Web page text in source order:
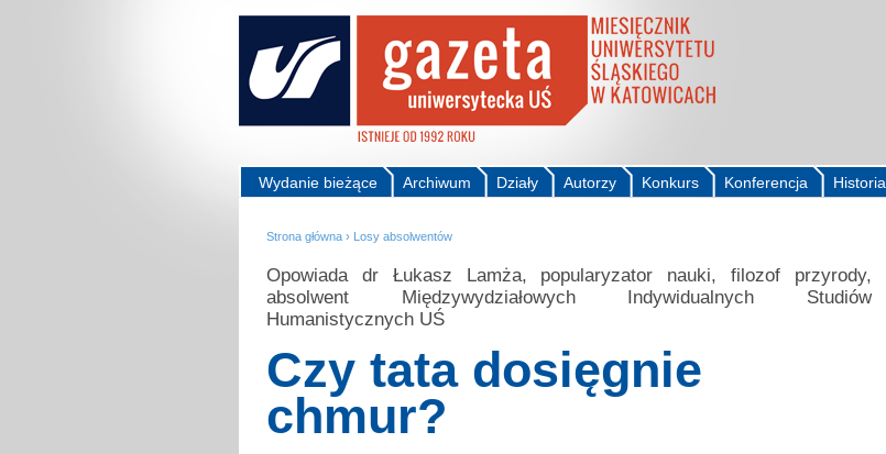
Historia
Konferencja
Konkurs
Autorzy
Działy
Archiwum
Wydanie bieżące
Strona główna › Losy absolwentów
Opowiada dr Łukasz Lamża, popularyzator nauki, filozof przyrody,
absolwent Międzywydziałowych Indywidualnych Studiów
Humanistycznych UŚ
Czy tata dosięgnie
chmur?